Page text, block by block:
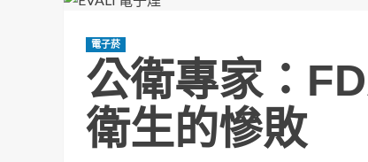
電子菸
公衛專家：
衛生的慘敗